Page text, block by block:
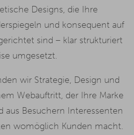
Designs, die Ihre
und konsequent auf
sind – klar strukturiert
umgesetzt.
wir Strategie, Design und
Webauftritt, der Ihre Marke
aus Besuchern Interessenten
womöglich Kunden macht.